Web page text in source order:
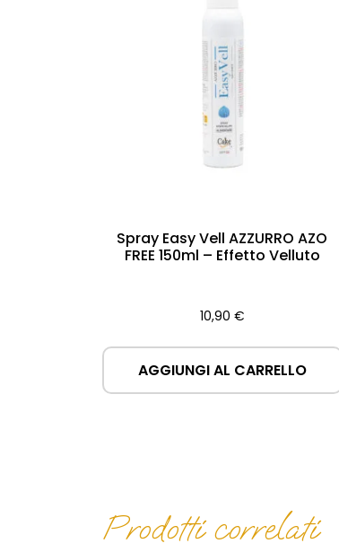
Spray Easy Vell AZZURRO AZO
FREE 150ml – Effetto Velluto
10,90 €
AGGIUNGI AL CARRELLO
Prodotti correlati